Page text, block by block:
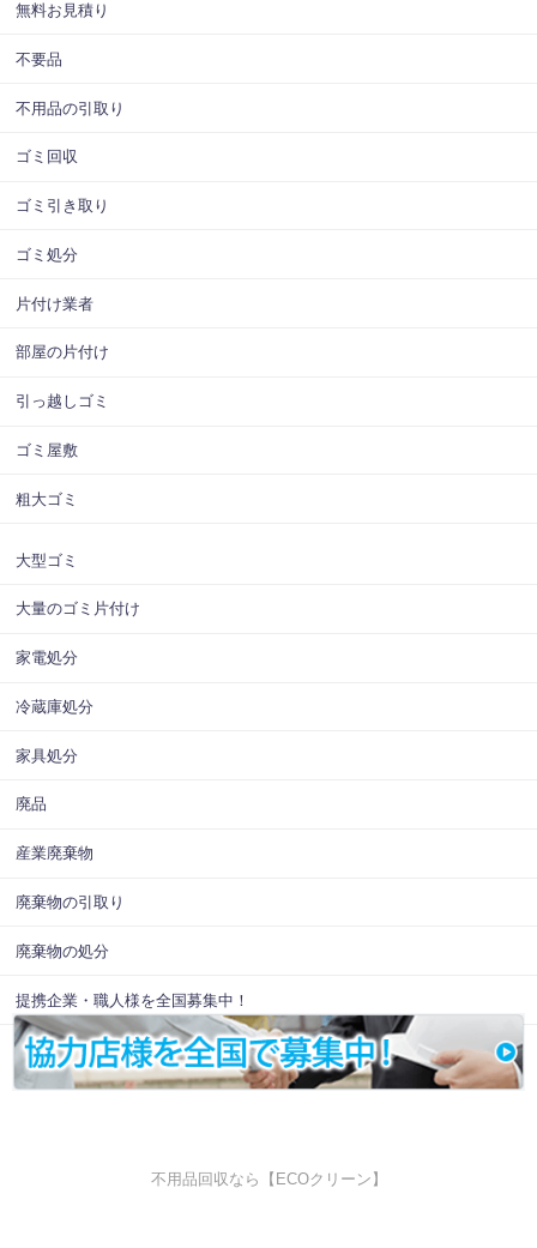
無料お見積り
不要品
不用品の引取り
ゴミ回収
ゴミ引き取り
ゴミ処分
片付け業者
部屋の片付け
引っ越しゴミ
ゴミ屋敷
粗大ゴミ
大型ゴミ
大量のゴミ片付け
家電処分
冷蔵庫処分
家具処分
廃品
産業廃棄物
廃棄物の引取り
廃棄物の処分
提携企業・職人様を全国募集中！
不用品回収なら【ECOクリーン】